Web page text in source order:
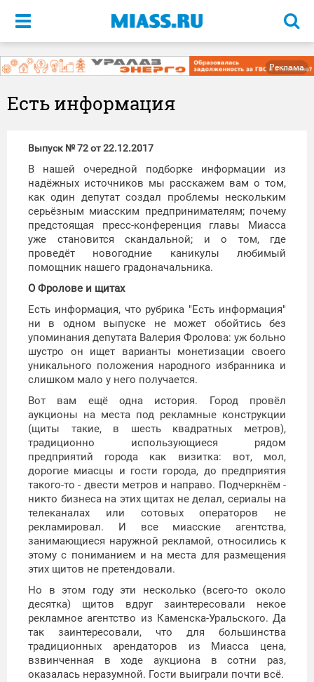
Меню
Реклама
Есть информация
Выпуск № 72 от 22.12.2017
В нашей очередной подборке информации из
надёжных источников мы расскажем вам о том,
как один депутат создал проблемы нескольким
серьёзным миасским предпринимателям; почему
предстоящая пресс-конференция главы Миасса
уже становится скандальной; и о том, где
проведёт новогодние каникулы любимый
помощник нашего градоначальника.
О Фролове и щитах
Есть информация, что рубрика "Есть информация"
ни в одном выпуске не может обойтись без
упоминания депутата Валерия Фролова: уж больно
шустро он ищет варианты монетизации своего
уникального положения народного избранника и
слишком мало у него получается.
Вот вам ещё одна история. Город провёл
аукционы на места под рекламные конструкции
(щиты такие, в шесть квадратных метров),
традиционно использующиеся рядом
предприятий города как визитка: вот, мол,
дорогие миасцы и гости города, до предприятия
такого-то - двести метров и направо. Подчеркнём -
никто бизнеса на этих щитах не делал, сериалы на
телеканалах или сотовых операторов не
рекламировал. И все миасские агентства,
занимающиеся наружной рекламой, относились к
этому с пониманием и на места для размещения
этих щитов не претендовали.
Но в этом году эти несколько (всего-то около
десятка) щитов вдруг заинтересовали некое
рекламное агентство из Каменска-Уральского. Да
так заинтересовали, что для большинства
традиционных арендаторов из Миасса цена,
взвинченная в ходе аукциона в сотни раз,
оказалась неразумной. Гости выиграли почти всё.